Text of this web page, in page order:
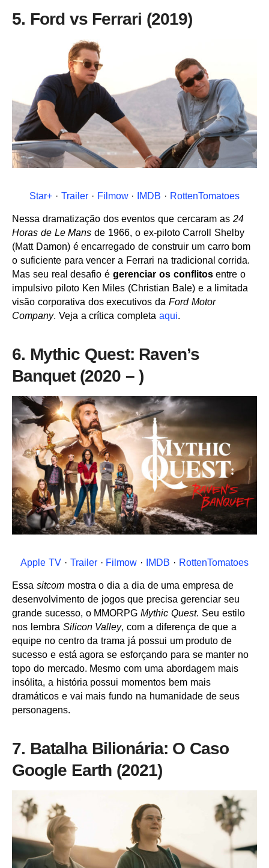
5. Ford vs Ferrari (2019)
Star+ · Trailer· Filmow· IMDB · RottenTomatoes
Nessa dramatização dos eventos que cercaram as 24
Horas de Le Mans de 1966, o ex-piloto Carroll Shelby
(Matt Damon) é encarregado de construir um carro bom
o suficiente para vencer a Ferrari na tradicional corrida.
Mas seu real desafio é gerenciar os conflitosentre o
impulsivo piloto Ken Miles (Christian Bale) e a limitada
visão corporativa dos executivos da Ford Motor
Company. Veja a crítica completa aqui.
6. Mythic Quest: Raven’s
Banquet (2020 – )
Apple TV · Trailer· Filmow · IMDB · RottenTomatoes
Essa sitcommostra o dia a dia de uma empresa de
desenvolvimento de jogos que precisa gerenciar seu
grande sucesso, o MMORPGMythic Quest. Seu estilo
nos lembra Silicon Valley, com a diferença de que a
equipe no centro da trama já possui um produto de
sucesso e está agora se esforçando para se manter no
topo do mercado. Mesmo com uma abordagem mais
insólita, a história possui momentos bem mais
dramáticos e vai mais fundo na humanidade de seus
personagens.
7. Batalha Bilionária: O Caso
Google Earth (2021)